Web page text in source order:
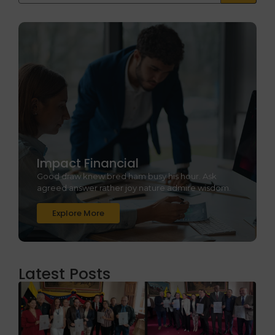
Impact Financial
Good draw knew bred ham busy his hour. Ask
agreed answer rather joy nature admire wisdom.
Explore More
Latest Posts